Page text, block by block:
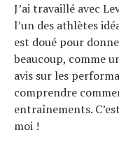
J’ai travaillé avec
l’un des athlètes
est doué pour
beaucoup, comme
avis sur les
comprendre
entraînements.
moi !